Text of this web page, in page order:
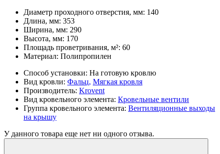
Диаметр проходного отверстия, мм: 140
Длина, мм: 353
Ширина, мм: 290
Высота, мм: 170
Площадь проветривания, м²: 60
Материал: Полипропилен
Способ установки: На готовую кровлю
Вид кровли: Фальц, Мягкая кровля
Производитель: Krovent
Вид кровельного элемента: Кровельные вентили
Группа кровельного элемента: Вентиляционные выходы
на крышу
У данного товара еще нет ни одного отзыва.